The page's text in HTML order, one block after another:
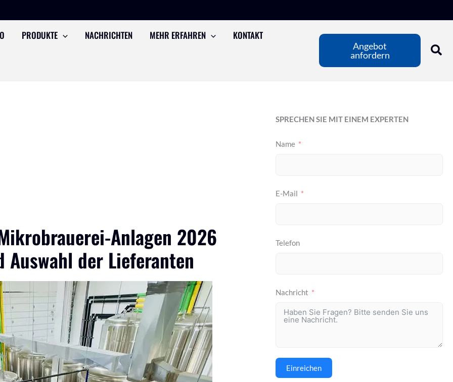
PRODUKTE NACHRICHTEN MEHR ERFAHREN KONTAKT
Angebot
anfordern
Anlagen 2026
der Lieferanten
SPRECHEN SIE MIT EINEM EXPERTEN
Name
E-Mail
Telefon
Nachricht
Einreichen